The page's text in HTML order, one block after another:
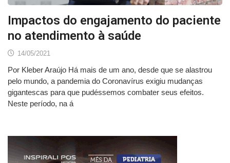
Impactos do engajamento do paciente
no atendimento à saúde
14/05/2021
Por Kleber Araújo Há mais de um ano, desde que se alastrou
pelo mundo, a pandemia do Coronavírus exigiu mudanças
gigantescas para que pudéssemos combater seus efeitos.
Neste período, na á